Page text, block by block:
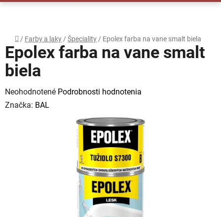
Domov
/ Farby a laky / Špeciality / Epolex farba na vane smalt biela
Epolex farba na vane smalt
biela
Priemerné
hodnotenie
Neohodnotené Podrobnosti hodnotenia
Značka: BAL